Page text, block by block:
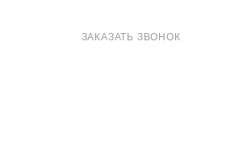
ЗАКАЗАТЬ ЗВОНОК